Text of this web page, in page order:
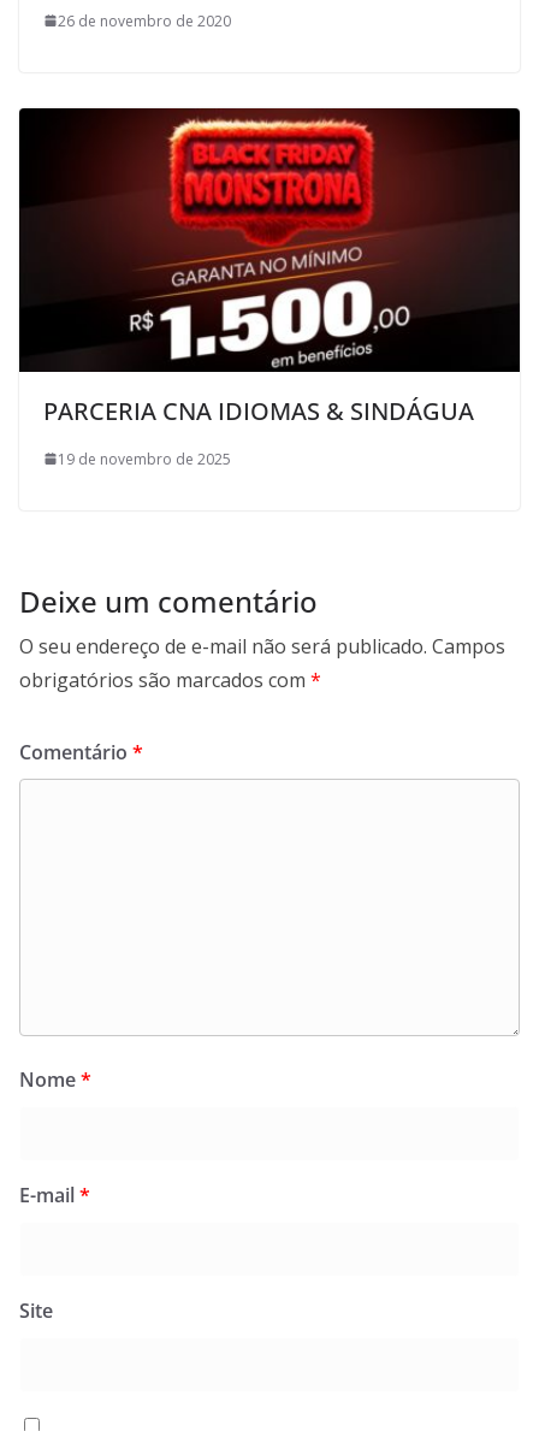
26 de novembro de 2020
PARCERIA CNA IDIOMAS & SINDÁGUA
19 de novembro de 2025
Deixe um comentário
O seu endereço de e-mail não será publicado. Campos
obrigatórios são marcados com *
Comentário *
Nome*
E-mail*
Site